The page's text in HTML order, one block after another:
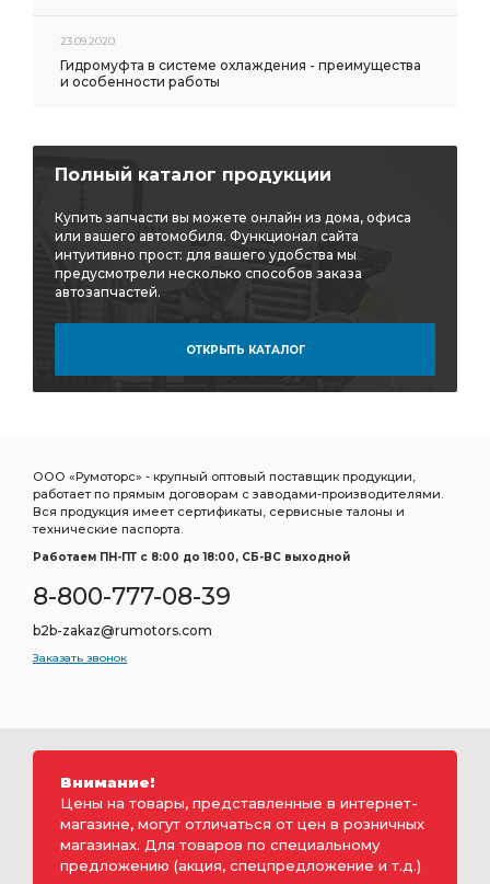
23.09.2020
Гидромуфта в системе охлаждения - преимущества
и особенности работы
Полный каталог продукции
Купить запчасти вы можете онлайн из дома, офиса
или вашего автомобиля. Функционал сайта
интуитивно прост: для вашего удобства мы
предусмотрели несколько способов заказа
автозапчастей.
ОТКРЫТЬ КАТАЛОГ
ООО «Румоторс» - крупный оптовый поставщик продукции,
работает по прямым договорам с заводами-производителями.
Вся продукция имеет сертификаты, сервисные талоны и
технические паспорта.
Работаем ПН-ПТ c 8:00 до 18:00, СБ-ВС выходной
8-800-777-08-39
b2b-zakaz@rumotors.com
Заказать звонок
Внимание!
Цены на товары, представленные в интернет-
магазине, могут отличаться от цен в розничных
магазинах. Для товаров по специальному
предложению (акция, спецпредложение и т.д.)